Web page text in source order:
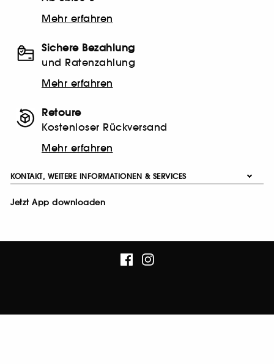
Mehr erfahren
Sichere Bezahlung
und Ratenzahlung
Mehr erfahren
Retoure
Kostenloser Rückversand
Mehr erfahren
KONTAKT, WEITERE INFORMATIONEN & SERVICES
Jetzt App downloaden